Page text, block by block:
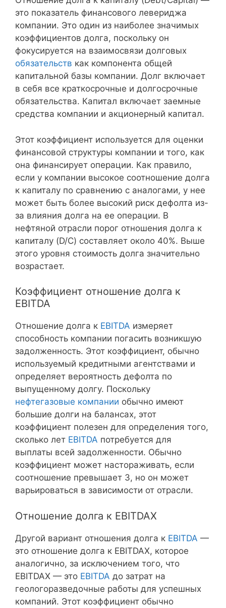
это показатель финансового левериджа
компании. Это один из наиболее значимых
коэффициентов долга, поскольку он
фокусируется на взаимосвязи долговых
обязательств как компонента общей
капитальной базы компании. Долг включает
в себя все краткосрочные и долгосрочные
обязательства. Капитал включает заемные
средства компании и акционерный капитал.
Этот коэффициент используется для оценки
финансовой структуры компании и того, как
она финансирует операции. Как правило,
если у компании высокое соотношение долга
к капиталу по сравнению с аналогами, у нее
может быть более высокий риск дефолта из-
за влияния долга на ее операции. В
нефтяной отрасли порог отношения долга к
капиталу (D/C) составляет около 40%. Выше
этого уровня стоимость долга значительно
возрастает.
Коэффициент отношение долга к
EBITDA
Отношение долга к EBITDA измеряет
способность компании погасить возникшую
задолженность. Этот коэффициент, обычно
используемый кредитными агентствами и
определяет вероятность дефолта по
выпущенному долгу. Поскольку
нефтегазовые компании обычно имеют
большие долги на балансах, этот
коэффициент полезен для определения того,
сколько лет EBITDA потребуется для
выплаты всей задолженности. Обычно
коэффициент может настораживать, если
соотношение превышает 3, но он может
варьироваться в зависимости от отрасли.
Отношение долга к EBITDAX
Другой вариант отношения долга к EBITDA —
это отношение долга к EBITDAX, которое
аналогично, за исключением того, что
EBITDAX — это EBITDA до затрат на
геологоразведочные работы для успешных
компаний. Этот коэффициент обычно